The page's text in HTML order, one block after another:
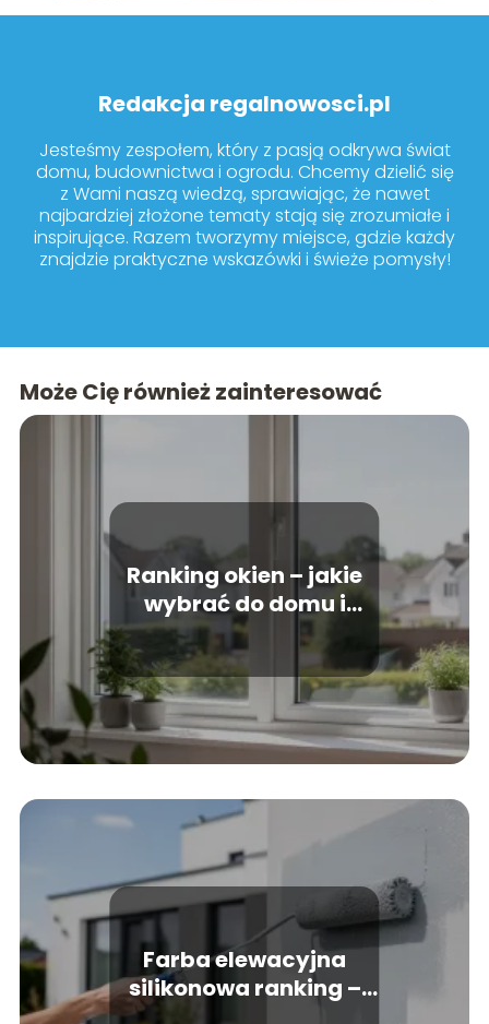
Redakcja regalnowosci.pl
Jesteśmy zespołem, który z pasją odkrywa świat
domu, budownictwa i ogrodu. Chcemy dzielić się
z Wami naszą wiedzą, sprawiając, że nawet
najbardziej złożone tematy stają się zrozumiałe i
inspirujące. Razem tworzymy miejsce, gdzie każdy
znajdzie praktyczne wskazówki i świeże pomysły!
Może Cię również zainteresować
Ranking okien – jakie
wybrać do domu i
mieszkania?
Farba elewacyjna
silikonowa ranking –